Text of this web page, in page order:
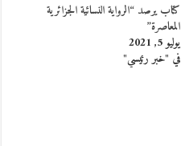
كتاب يرصد “الرواية النسائية الجزائرية
المعاصرة”
يوليو 5, 2021
في "خبر رئيسي"